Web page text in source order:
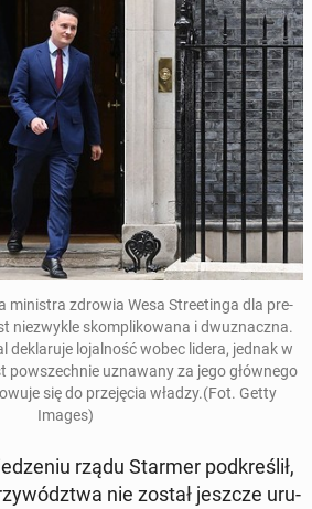
min­is­tra zdrowia Wesa Streetinga dla pre­
niezwyk­le skom­p­likowana i dwuz­nacz­na.
deklaru­je lo­jal­nośćwobec lidera, jednak w
powszech­nie uz­nawany za jego głównego
się do prze­ję­cia władzy.(Fot. Getty
Images)
rządu Starmer pod­kreślił,
nie został jeszcze uru­